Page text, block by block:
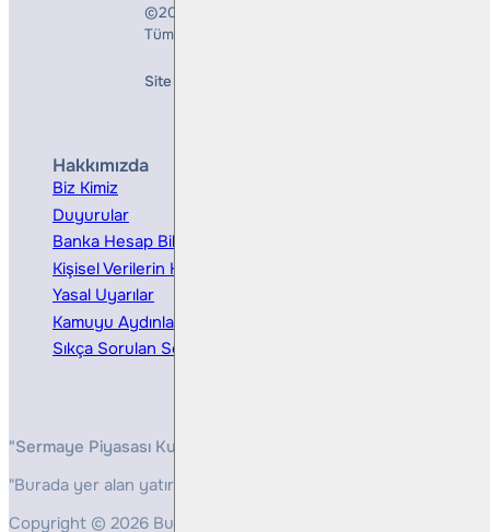
©2026
Tüm Hakları Saklıdır
Site Creation & Technology by
Hakkımızda
Biz Kimiz
Duyurular
Banka Hesap Bilgileri
Kişisel Verilerin Korunması
Yasal Uyarılar
Kamuyu Aydınlatma
Sıkça Sorulan Sorular
"Sermaye Piyasası Kurulunun, Yatırım Hizmetleri ve
"Burada yer alan yatırım bilgi, yorum ve tavsiyeleri yatırım
Copyright © 2026 Bulls Yatırım Menkul Değerler